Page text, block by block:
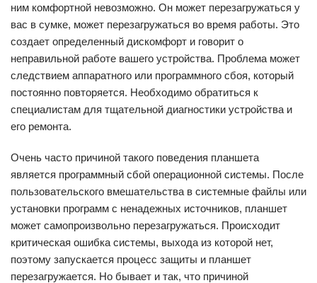
ним комфортной невозможно. Он может перезагружаться у
вас в сумке, может перезагружаться во время работы. Это
создает определенный дискомфорт и говорит о
неправильной работе вашего устройства. Проблема может
следствием аппаратного или программного сбоя, который
постоянно повторяется. Необходимо обратиться к
специалистам для тщательной диагностики устройства и
его ремонта.
Очень часто причиной такого поведения планшета
является программный сбой операционной системы. После
пользовательского вмешательства в системные файлы или
установки программ с ненадежных источников, планшет
может самопроизвольно перезагружаться. Происходит
критическая ошибка системы, выхода из которой нет,
поэтому запускается процесс защиты и планшет
перезагружается. Но бывает и так, что причиной